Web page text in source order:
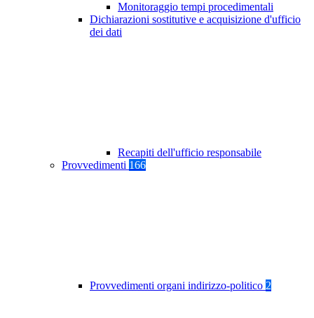
Monitoraggio tempi procedimentali
Dichiarazioni sostitutive e acquisizione d'ufficio
dei dati
Recapiti dell'ufficio responsabile
Provvedimenti 166
Provvedimenti organi indirizzo-politico 2